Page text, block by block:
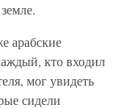
арабские
кто входил
мог увидеть
сидели